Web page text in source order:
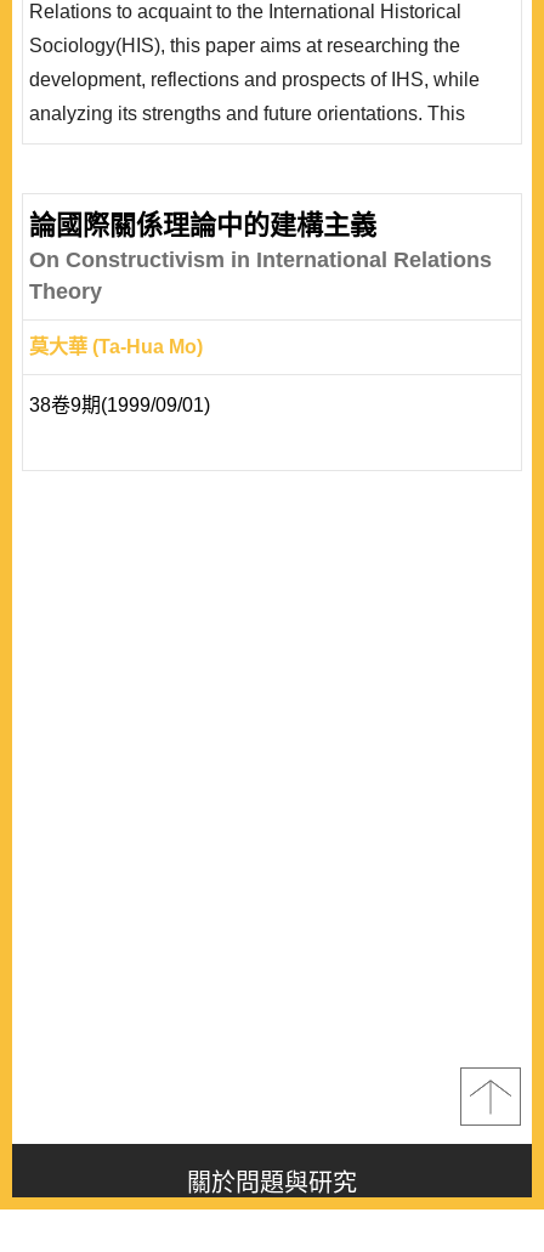
展過程，說明其經過三波的發展階段所關注的重點，尤其
是批判主流理論的非歷史性或非歷史主義(ahistorici..
Relations to acquaint to the International Historical
Sociology(HIS), this paper aims at researching the
development, reflections and prospects of IHS, while
analyzing its strengths and future orientations. This
paper presents a five-part analysis to reach these aims.
more scholars have paid attentions to it in recent years,
the trends in Taiwan have been opposite. This paper
drafts a short review and call for Inter..
論國際關係理論中的建構主義
On Constructivism in International Relations
Theory
莫大華 (Ta-Hua Mo)
38卷9期(1999/09/01)
關於問題與研究
About this journal